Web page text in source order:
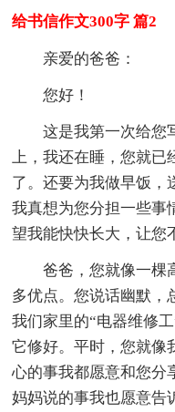
给书信作文300字 篇2
亲爱的爸爸：
您好！
这是我第一次给您
上，我还在睡，您就
了。还要为我做早饭，
我真想为您分担一些事
望我能快快长大，让您
爸爸，您就像一棵
多优点。您说话幽默，
我们家里的“电器维修
它修好。平时，您就像
心的事我都愿意和您分
妈妈说的事我也愿意告